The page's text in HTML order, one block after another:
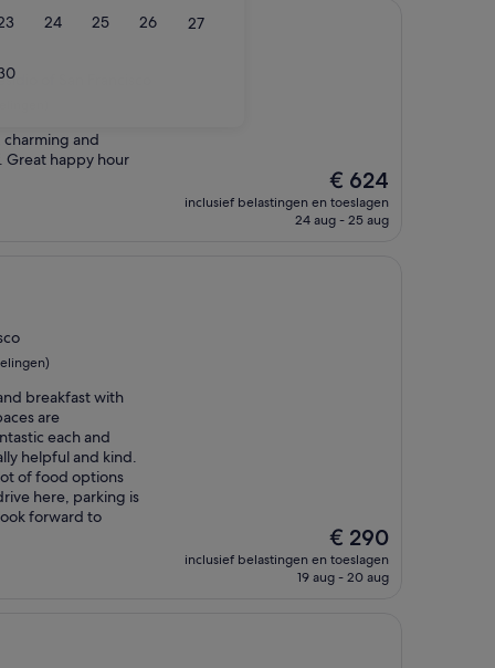
24 25 26 27
of San Francisco
charming and
Great happy hour
De
prijs
is
€ 624
inclusief belastingen en toeslagen
24 aug - 25 aug
breakfast with
are
each and
helpful and kind.
of food options
here, parking is
forward to
De
prijs
is
€ 290
inclusief belastingen en toeslagen
19 aug - 20 aug